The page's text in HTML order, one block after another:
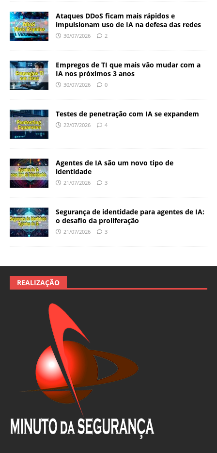
Ataques DDoS ficam mais rápidos e
impulsionam uso de IA na defesa das redes
30/07/2026 2
Empregos de TI que mais vão mudar com a
IA nos próximos 3 anos
30/07/2026 0
Testes de penetração com IA se expandem
22/07/2026 4
Agentes de IA são um novo tipo de
identidade
21/07/2026 3
Segurança de identidade para agentes de IA:
o desafio da proliferação
21/07/2026 3
REALIZAÇÃO